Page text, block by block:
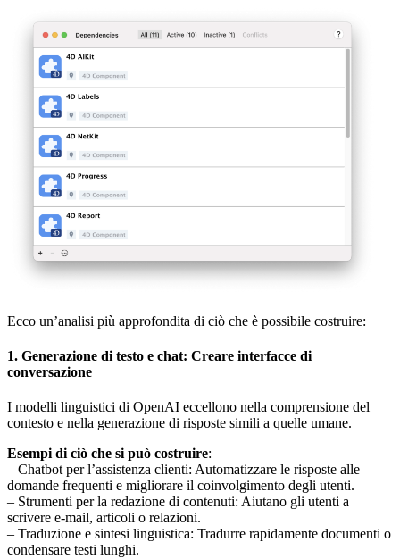
Ecco un’analisi più approfondita di ciò che è possibile costruire:
1. Generazione di testo e chat: Creare interfacce di
conversazione
I modelli linguistici di OpenAI eccellono nella comprensione del
contesto e nella generazione di risposte simili a quelle umane.
Esempi di ciò che si può costruire:
– Chatbot per l’assistenza clienti: Automatizzare le risposte alle
domande frequenti e migliorare il coinvolgimento degli utenti.
– Strumenti per la redazione di contenuti: Aiutano gli utenti a
scrivere e-mail, articoli o relazioni.
– Traduzione e sintesi linguistica: Tradurre rapidamente documenti o
condensare testi lunghi.